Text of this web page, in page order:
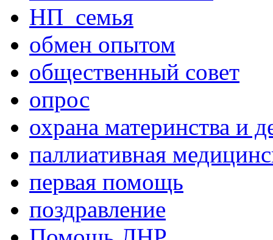
НП_семья
обмен опытом
общественный совет
опрос
охрана материнства и
паллиативная
первая помощь
поздравление